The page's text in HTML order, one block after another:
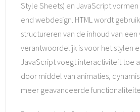
Style Sheets) en JavaScript
end webdesign. HTML wordt
structureren van de inhoud van een
verantwoordelijk is voor het stylen
JavaScript voegt interactiviteit toe
door middel van animaties,
meer geavanceerde